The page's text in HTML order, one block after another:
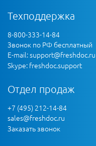
Техподдержка
8-800-333-14-84
Звонок по РФ бесплатный
E-mail:support@freshdoc.ru
Skype: freshdoc.support
Отдел продаж
+7 (495) 212-14-84
sales@freshdoc.ru
Заказать звонок